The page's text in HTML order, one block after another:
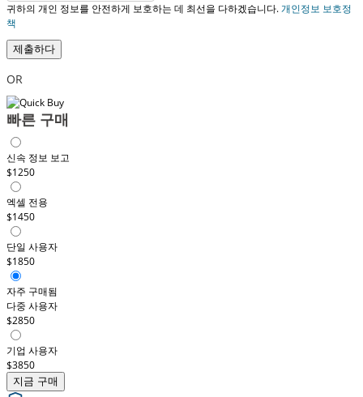
귀하의 개인 정보를 안전하게 보호하는 데 최선을 다하겠습니다.개인정보 보호정
책
제출하다
OR
빠른 구매
신속 정보 보고
$1250
엑셀 전용
$1450
단일 사용자
$1850
자주 구매됨
다중 사용자
$2850
기업 사용자
$3850
지금 구매